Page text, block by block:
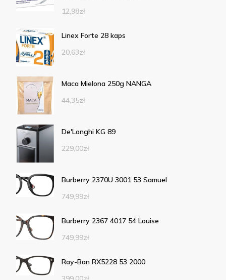
12,98zł
Linex Forte 28 kaps
20,63zł
Maca Mielona 250g NANGA
44,35zł
De'Longhi KG 89
229,00zł
Burberry 2370U 3001 53 Samuel
749,99zł
Burberry 2367 4017 54 Louise
749,99zł
Ray-Ban RX5228 53 2000